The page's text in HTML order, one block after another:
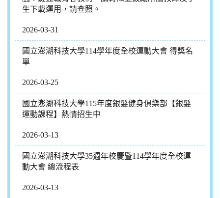
生下載運用，請查照。
2026-03-31
國立澎湖科技大學114學年度全校運動大會 得獎名
單
2026-03-25
國立澎湖科技大學115年度銀髮健身俱樂部【銀髮
運動課程】熱情招生中
2026-03-13
國立澎湖科技大學35週年校慶暨114學年度全校運
動大會 總流程表
2026-03-13